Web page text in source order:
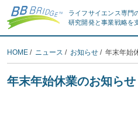
ライフサイエンス専門
研究開発と事業戦略を
HOME / ニュース / お知らせ / 年末年始
年末年始休業のお知らせ